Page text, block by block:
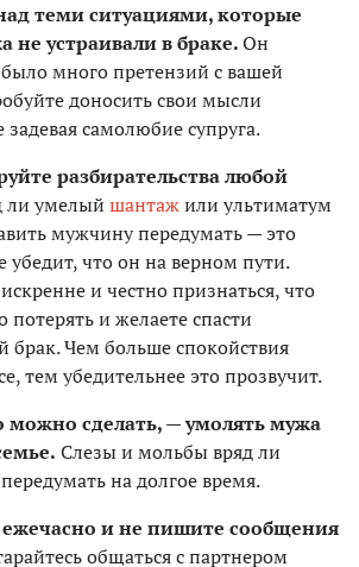
теми ситуациями, которые
не устраивали в браке.Он
было много претензий с вашей
доносить свои мысли
задевая самолюбие супруга.
разбирательства любой
ли умелый шантажили ультиматум
мужчину передумать — это
что он на верном пути.
и честно признаться, что
потерять и желаете спасти
брак. Чем больше спокойствия
тем убедительнее это прозвучит.
можно сделать, — умолять мужа
Слезы и мольбы вряд ли
передумать на долгое время.
и не пишите сообщения
общаться с партнером